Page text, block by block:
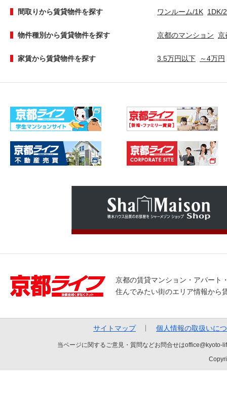
間取りから賃貸物件を探す ワンルーム/1K 1DK/
物件種別から賃貸物件を探す 京都のマンション 京
家賃から賃貸物件を探す 3.5万円以下 ～4万円
京都の賃貸マンション・アパート
住んでみたい街のエリア情報から
サイトマップ 個人情報の取扱いに
当ページに関するご意見・質問などお問合せは